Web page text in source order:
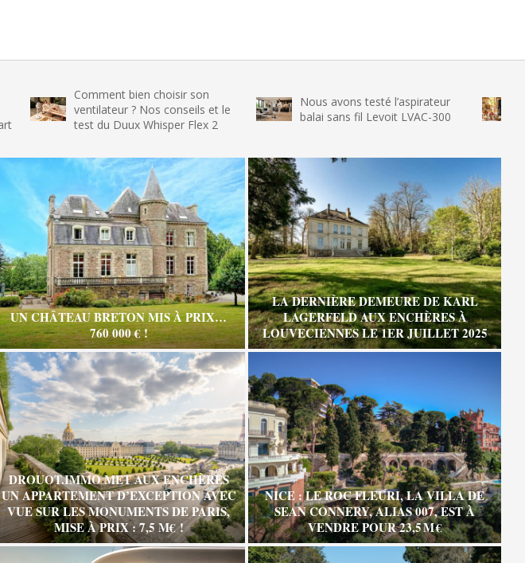
Comment bien choisir son
ventilateur ? Nos conseils et le
test du Duux Whisper Flex 2
Nous avons testé l’aspirateur
balai sans fil Levoit LVAC-300
Nous
glace
UN CHÂTEAU BRETON MIS À PRIX…
760 000 € !
LA DERNIÈRE DEMEURE DE KARL
LAGERFELD AUX ENCHÈRES À
LOUVECIENNES LE 1ER JUILLET 2025
DROUOT.IMMO MET AUX ENCHÈRES
UN APPARTEMENT D’EXCEPTION AVEC
VUE SUR LES MONUMENTS DE PARIS,
MISE À PRIX : 7,5 M€ !
NICE : LE ROC FLEURI, LA VILLA DE
SEAN CONNERY, ALIAS 007, EST À
VENDRE POUR 23,5 M €